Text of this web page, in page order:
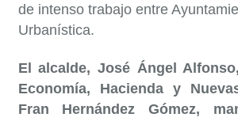
de intenso trabajo entre
Urbanística.
El alcalde, José Ángel
Economía, Hacienda y
Fran Hernández Gómez,